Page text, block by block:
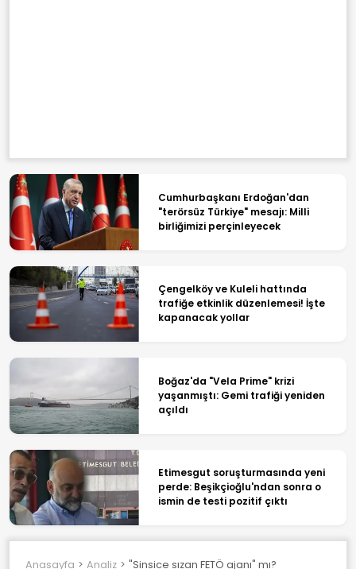
Cumhurbaşkanı Erdoğan'dan
"terörsüz Türkiye" mesajı: Milli
birliğimizi perçinleyecek
Çengelköy ve Kuleli hattında
trafiğe etkinlik düzenlemesi! İşte
kapanacak yollar
Boğaz'da "Vela Prime" krizi
yaşanmıştı: Gemi trafiği yeniden
açıldı
Etimesgut soruşturmasında yeni
perde: Beşikçioğlu'ndan sonra o
ismin de testi pozitif çıktı
Anasayfa Analiz "Sinsice sızan FETÖ ajanı" mı?